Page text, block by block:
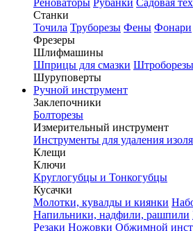
Реноваторы Рубанки Садовая
Станки
Точила Труборезы Фены Фонари
Фрезеры
Шлифмашины
Шприцы для смазки Штроборезы
Шуруповерты
Ручной инструмент
Заклепочники
Болторезы
Измерительный инструмент
Инструменты для удаления
Клещи
Ключи
Круглогубцы и Тонкогубцы
Кусачки
Молотки, кувалды и киянки
Напильники, надфили, рашпили
Резаки Ножовки Обжимной